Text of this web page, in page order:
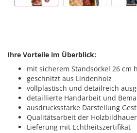
Ihre Vorteile im Überblick:
mit sicherem Standsockel 26 cm
geschnitzt aus Lindenholz
vollplastisch und detailreich
detaillierte Handarbeit und
ausdrucksstarke Darstellung
Qualitätsarbeit der
Lieferung mit Echtheitszertifikat